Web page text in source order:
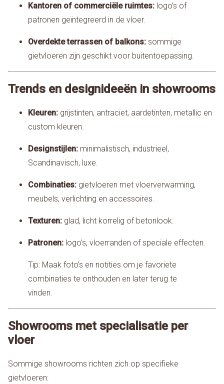
Kantoren of commerciële ruimtes:logo’s of
patronen geïntegreerd in de vloer.
Overdekte terrassen of balkons:sommige
gietvloeren zijn geschikt voor buitentoepassing.
Trends en designideeën in showrooms
Kleuren:grijstinten, antraciet, aardetinten, metallic en
custom kleuren.
Designstijlen:minimalistisch, industrieel,
Scandinavisch, luxe.
Combinaties:gietvloeren met vloerverwarming,
meubels, verlichting en accessoires.
Texturen:glad, licht korrelig of betonlook.
Patronen:logo’s, vloerranden of speciale effecten.
Tip: Maak foto’s en notities om je favoriete
combinaties te onthouden en later terug te
vinden.
Showrooms met specialisatie per
vloer
Sommige showrooms richten zich op specifieke
gietvloeren: